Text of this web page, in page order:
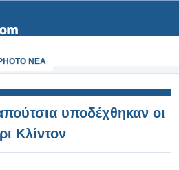
NEA
υποδέχθηκαν οι
Κλίντον